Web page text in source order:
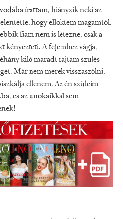
írattam, hiányzik neki az
hogy ellöktem magamtól.
fiam nem is létezne, csak a
kényezteti. A fejemhez vágja,
kiló maradt rajtam szülés
Már nem merek visszaszólni,
ellenem. Az én szüleim
és az unokáikkal sem